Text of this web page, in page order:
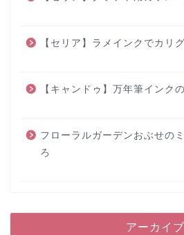
【セリア】ラメインクでカリ
【キャンドゥ】万年筆インク
フローラルガーデンおぶせの
ろ
アーカイブ